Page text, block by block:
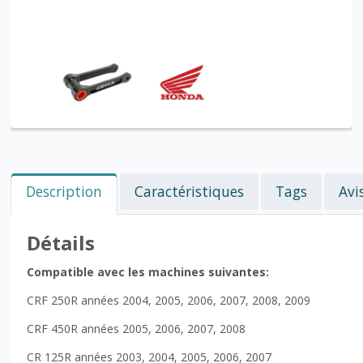
Description Caractéristiques Tags
Détails
Compatible avec les machines suivantes:
CRF 250R années 2004, 2005, 2006, 2007, 2008, 2009
CRF 450R années 2005, 2006, 2007, 2008
CR 125R années 2003, 2004, 2005, 2006, 2007